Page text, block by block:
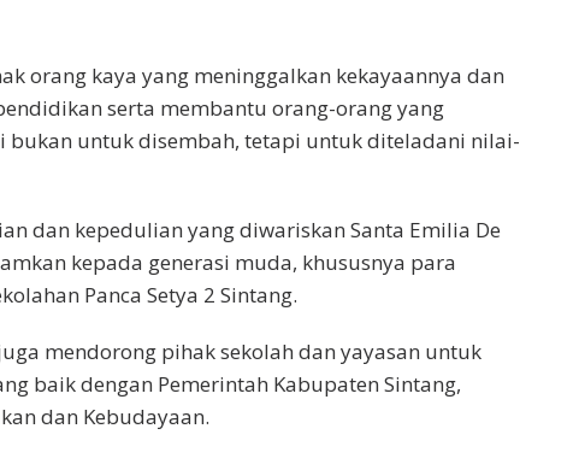
orang kaya yang meninggalkan kekayaannya dan
serta membantu orang-orang yang
bukan untuk disembah, tetapi untuk diteladani nilai-
dan kepedulian yang diwariskan Santa Emilia De
kepada generasi muda, khususnya para
Panca Setya 2 Sintang.
mendorong pihak sekolah dan yayasan untuk
baik dengan Pemerintah Kabupaten Sintang,
dan Kebudayaan.